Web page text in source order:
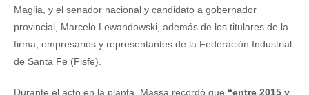
Maglia, y el senador nacional y candidato a gobernador
provincial, Marcelo Lewandowski, además de los titulares de la
firma, empresarios y representantes de la Federación Industrial
de Santa Fe (Fisfe).
Durante el acto en la planta, Massa recordó que “entre 2015 y